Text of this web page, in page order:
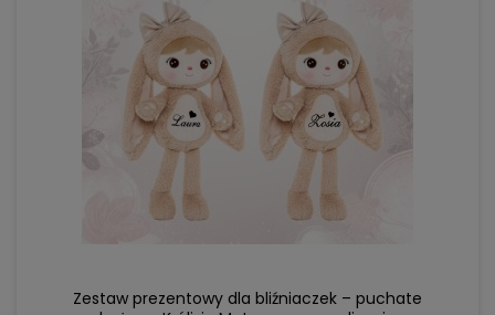
Zestaw prezentowy dla bliźniaczek – puchate